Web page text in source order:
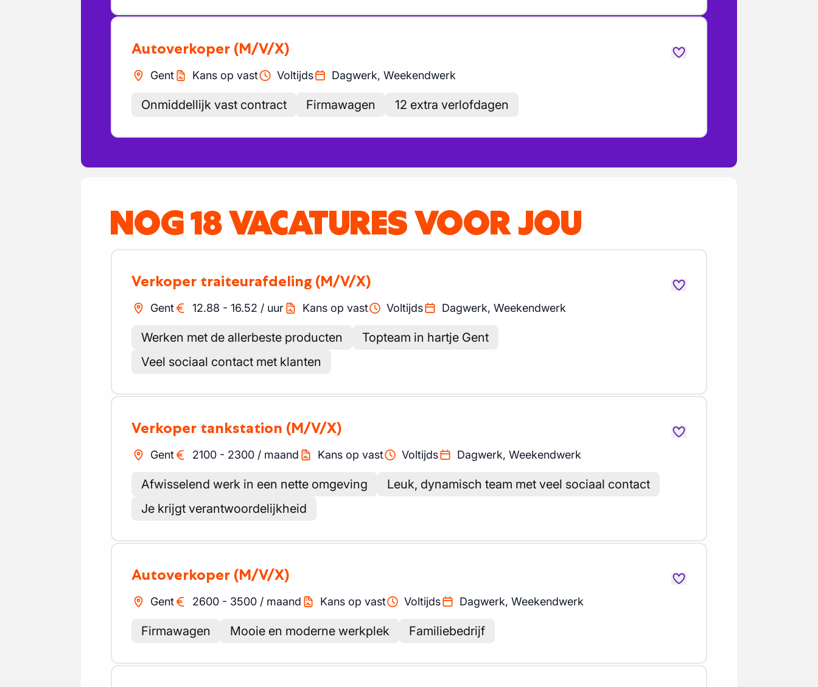
Autoverkoper (M/V/X)
Gent Kans op vast Voltijds Dagwerk, Weekendwerk
Onmiddellijk vast contract Firmawagen 12 extra verlofdagen
NOG 18 VACATURES VOOR JOU
Verkoper traiteurafdeling (M/V/X)
Gent 12.88 - 16.52 / uur Kans op vast Voltijds Dagwerk, Weekendwerk
Werken met de allerbeste producten
Topteam in hartje Gent
Veel sociaal contact met klanten
Verkoper tankstation (M/V/X)
Gent 2100 - 2300 / maand Kans op vast Voltijds Dagwerk, Weekendwerk
Afwisselend werk in een nette omgeving
Leuk, dynamisch team met veel sociaal contact
Je krijgt verantwoordelijkheid
Autoverkoper (M/V/X)
Gent 2600 - 3500 / maand Kans op vast Voltijds Dagwerk, Weekendwerk
Firmawagen Mooie en moderne werkplek Familiebedrijf